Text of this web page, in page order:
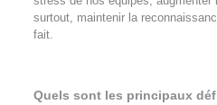
surtout, maintenir la
fait.
Quels sont les principaux